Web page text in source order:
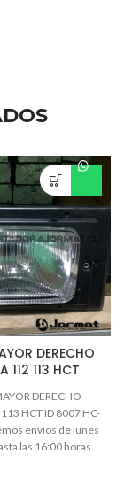
DERECHO
112 113 HCT
DERECHO
HCT ID 8007 HC-
envíos de lunes
las 16:00 horas.